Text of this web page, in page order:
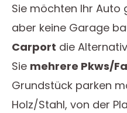
Sie möchten Ihr Auto
aber keine Garage
Carport die
Sie mehrere Pkws/
Grundstück parken
Holz/Stahl, von der